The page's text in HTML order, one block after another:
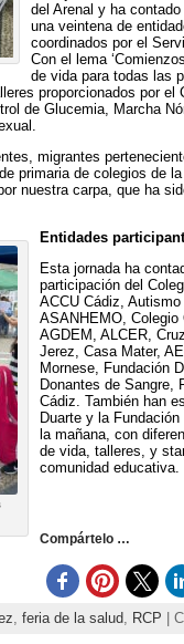
del Arenal y ha
una veintena de
coordinados por el
Con el lema
de vida para todas las
proporcionados por el
de Glucemia, Marcha
migrantes
primaria de colegios de
nuestra carpa, que ha
Entidades
Esta jornada ha
participación del
ACCU Cádiz,
ASANHEMO, Colegio
AGDEM, ALCER,
Jerez, Casa Mater,
Mornese, Fundación
Donantes de Sangre,
Cádiz. También han
Duarte y la
la mañana, con
de vida, talleres, y
comunidad educativa.
Compártelo …
, feria de la salud, RCP |